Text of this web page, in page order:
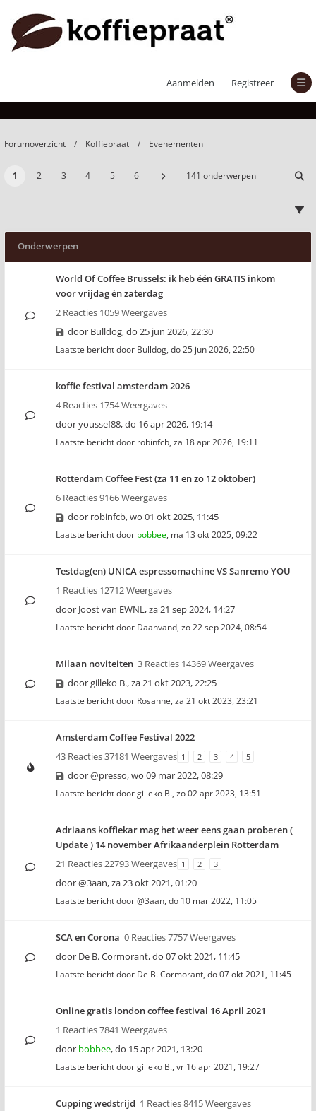
Aanmelden Registreer
Forumoverzicht Koffiepraat Evenementen
1 2 3 4 5 6 141 onderwerpen
Onderwerpen
World Of Coffee Brussels: ik heb één GRATIS inkom
voor vrijdag én zaterdag
2 Reacties 1059 Weergaves
door Bulldog,do 25 jun 2026, 22:30
Laatste bericht door Bulldog, do 25 jun 2026, 22:50
koffie festival amsterdam 2026
4 Reacties 1754 Weergaves
dooryoussef88,do 16 apr 2026, 19:14
Laatste bericht door robinfcb, za 18 apr 2026, 19:11
Rotterdam Coffee Fest (za 11 en zo 12 oktober)
6 Reacties 9166 Weergaves
door robinfcb,wo 01 okt 2025, 11:45
Laatste bericht door bobbee, ma 13 okt 2025, 09:22
Testdag(en) UNICA espressomachine VS Sanremo YOU
1 Reacties 12712 Weergaves
door Joost van EWNL,za 21 sep 2024, 14:27
Laatste bericht door Daanvand, zo 22 sep 2024, 08:54
Milaan noviteiten 3 Reacties 14369 Weergaves
doorgilleko B.,za 21 okt 2023, 22:25
Laatste bericht door Rosanne, za 21 okt 2023, 23:21
Amsterdam Coffee Festival 2022
43 Reacties 37181 Weergaves 1 2 3 4 5
door@presso,wo 09 mar 2022, 08:29
Laatste bericht doorgilleko B., zo 02 apr 2023, 13:51
Adriaans koffiekar mag het weer eens gaan proberen (
Update ) 14 november Afrikaanderplein Rotterdam
21 Reacties 22793 Weergaves 1 2 3
door@3aan,za 23 okt 2021, 01:20
Laatste bericht door@3aan, do 10 mar 2022, 11:05
SCA en Corona 0 Reacties 7757 Weergaves
door De B. Cormorant,do 07 okt 2021, 11:45
Laatste bericht door De B. Cormorant, do 07 okt 2021, 11:45
Online gratis london coffee festival 16 April 2021
1 Reacties 7841 Weergaves
door bobbee,do 15 apr 2021, 13:20
Laatste bericht doorgilleko B., vr 16 apr 2021, 19:27
Cupping wedstrijd 1 Reacties 8415 Weergaves